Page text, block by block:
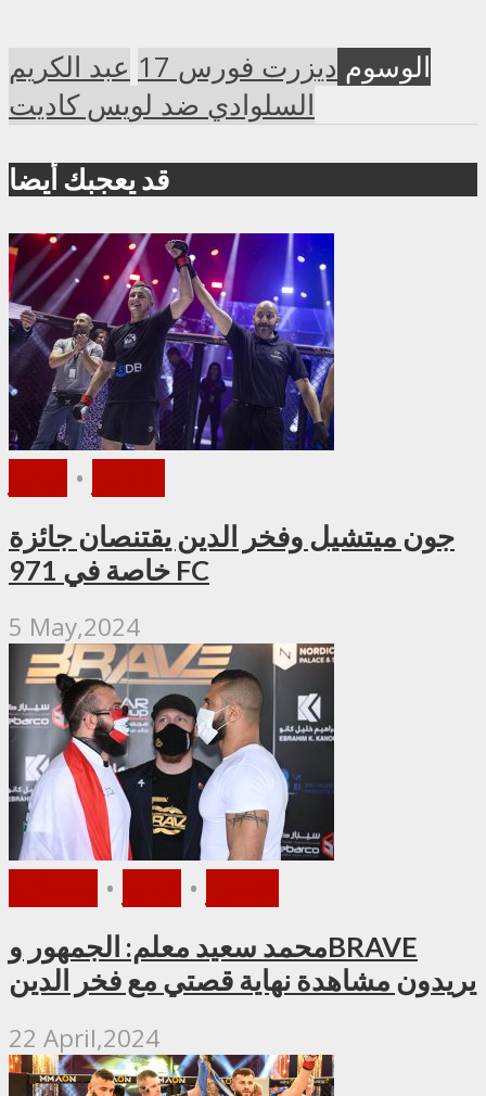
الوسوم ديزرت فورس 17
عبد الكريم
السلوادي ضد لويس كاديت
قد يعجبك أيضا
•
جون ميتشيل وفخر الدين يقتنصان جائزة
خاصة في 971 FC
5 May,2024
•
•
محمد سعيد معلم: الجمهور وBRAVE
يريدون مشاهدة نهاية قصتي مع فخر الدين
22 April,2024